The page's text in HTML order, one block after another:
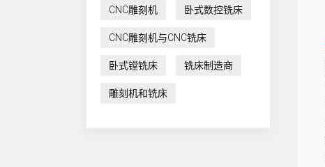
CNC雕刻机 卧式数控铣床
CNC雕刻机与CNC铣床
卧式镗铣床 铣床制造商
雕刻机和铣床